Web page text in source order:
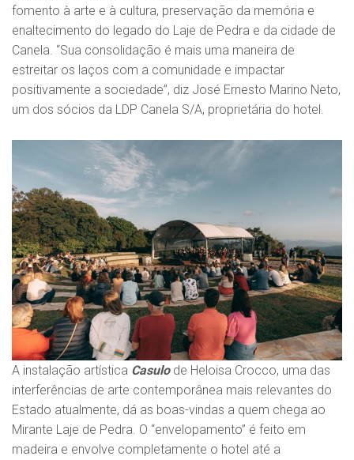
fomento à arte e à cultura, preservação da memória e
enaltecimento do legado do Laje de Pedra e da cidade de
Canela. “Sua consolidação é mais uma maneira de
estreitar os laços com a comunidade e impactar
positivamente a sociedade”, diz José Ernesto Marino Neto,
um dos sócios da LDP Canela S/A, proprietária do hotel.
A instalação artística Casulo de Heloisa Crocco, uma das
interferências de arte contemporânea mais relevantes do
Estado atualmente, dá as boas-vindas a quem chega ao
Mirante Laje de Pedra. O “envelopamento” é feito em
madeira e envolve completamente o hotel até a